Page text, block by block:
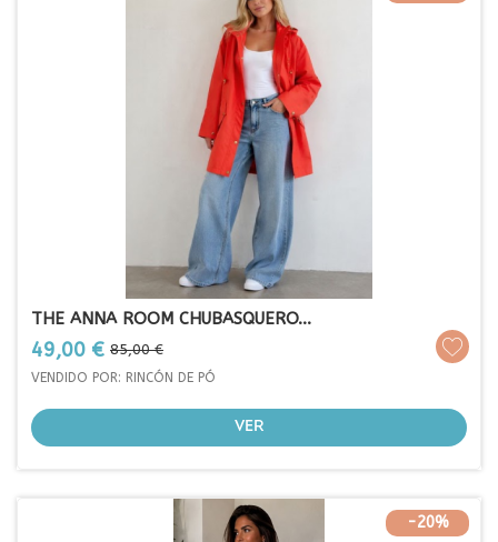
THE ANNA ROOM CHUBASQUERO...
Prezo
49,00 € Prezo
base
85,00 €
VENDIDO POR: RINCÓN DE PÓ
VER
-20%